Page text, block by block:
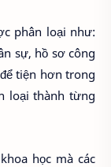
phân loại như:
sự, hồ sơ công
tiện hơn trong
loại thành từng
học mà các